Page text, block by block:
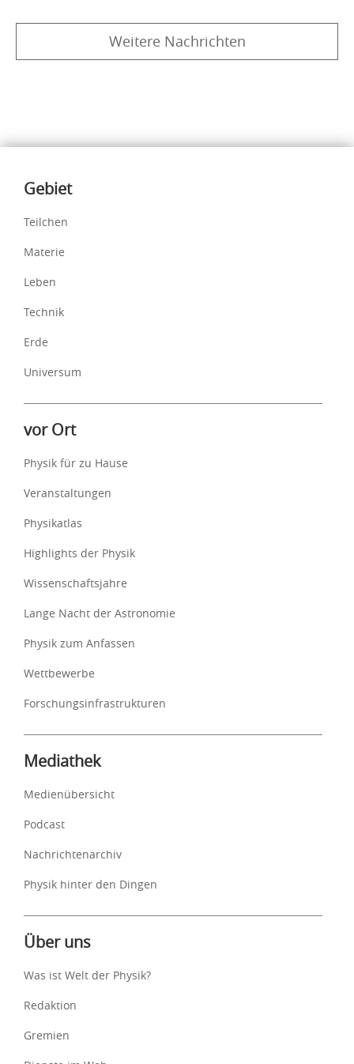
Weitere Nachrichten
Inhalte
Gebiet
Teilchen
Materie
Leben
Technik
Erde
Universum
vor Ort
Physik für zu Hause
Veranstaltungen
Physikatlas
Highlights der Physik
Wissenschaftsjahre
Lange Nacht der Astronomie
Physik zum Anfassen
Wettbewerbe
Forschungsinfrastrukturen
Mediathek
Medienübersicht
Podcast
Nachrichtenarchiv
Physik hinter den Dingen
Über uns
Was ist Welt der Physik?
Redaktion
Gremien